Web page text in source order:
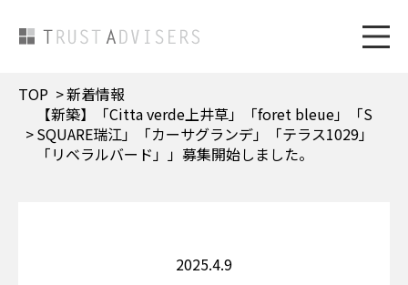
TOP
新着情報
【新築】「Citta verde上井草」「foret bleue」「S
SQUARE瑞江」「カーサグランデ」「テラス1029」
「リベラルバード」」募集開始しました。
2025.4.9